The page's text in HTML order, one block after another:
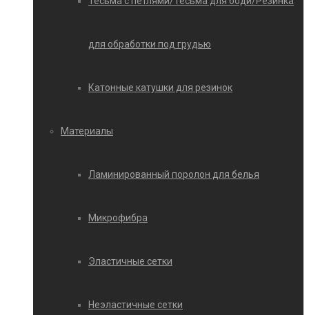
для обработки под грудью
Катонные катушки для резинок
Материалы
Ламинированный поролон для белья
Микрофибра
Эластичные сетки
Неэластичные сетки